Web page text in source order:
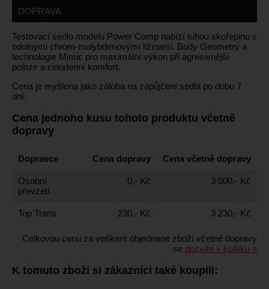
DOPRAVA
Testovací sedlo modelu Power Comp nabízí tuhou skořepinu s
odolnými chrom-molybdenovými ližinami. Body Geometry a
technologie Mimic pro maximální výkon při agresivnější
poloze a celodenní komfort.
Cena je myšlena jako záloha na zapůjčení sedla po dobu 7
dní.
Cena jednoho kusu tohoto produktu včetně
dopravy
Dopravce Cena dopravy Cena včetně dopravy
Osobní
převzetí
0,- Kč 3 000,- Kč
Top Trans 230,- Kč 3 230,- Kč
Celkovou cenu za veškeré objednané zboží včetně dopravy
se dozvíte v košíku »
K tomuto zboží si zákazníci také koupili: